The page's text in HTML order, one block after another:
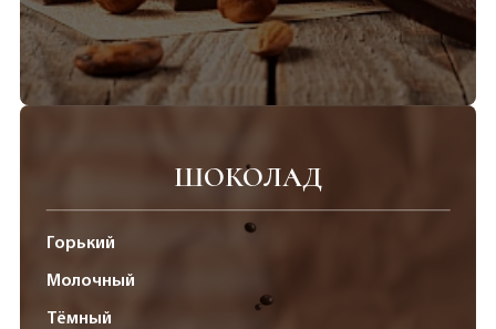
ШОКОЛАД
Горький
Молочный
Тёмный